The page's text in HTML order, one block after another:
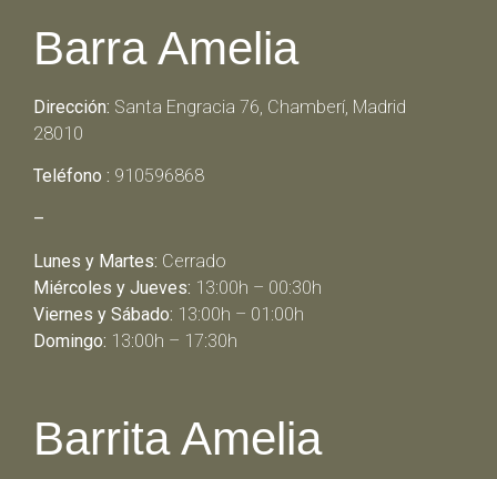
Barra Amelia
Dirección: Santa Engracia 76, Chamberí, Madrid
28010
Teléfono : 910596868
–
Lunes y Martes: Cerrado
Miércoles y Jueves: 13:00h – 00:30h
Viernes y Sábado: 13:00h – 01:00h
Domingo: 13:00h – 17:30h
Barrita Amelia